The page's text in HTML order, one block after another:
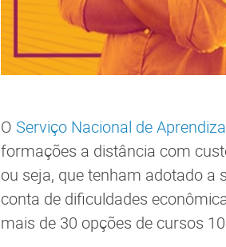
O Serviço Nacional de
formações a distância com
ou seja, que tenham adotado
conta de dificuldades
mais de 30 opções de cursos